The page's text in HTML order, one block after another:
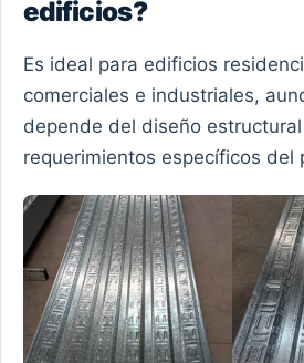
edificios?
Es ideal para edificios
comerciales e industriales,
depende del diseño
requerimientos específicos del